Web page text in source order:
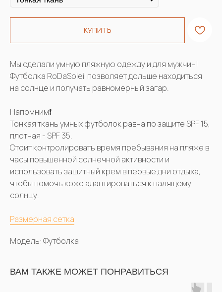
КУПИТЬ
Мы сделали умную пляжную одежду и для мужчин!
Футболка RoDaSoleil позволяет дольше находиться
на солнце и получать равномерный загар.
Напомним❗️
Тонкая ткань умных футболок равна по защите SPF 15,
плотная - SPF 35.
Стоит контролировать время пребывания на пляже в
часы повышенной солнечной активности и
использовать защитный крем в первые дни отдыха,
чтобы помочь коже адаптироваться к палящему
солнцу.
Размерная сетка
Модель: Футболка
ВАМ ТАКЖЕ МОЖЕТ ПОНРАВИТЬСЯ